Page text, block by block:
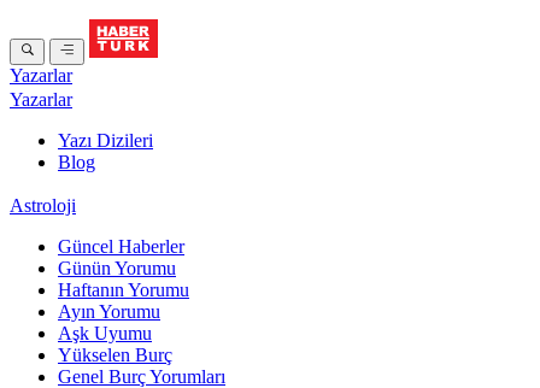
Yazarlar
Yazarlar
Yazı Dizileri
Blog
Astroloji
Güncel Haberler
Günün Yorumu
Haftanın Yorumu
Ayın Yorumu
Aşk Uyumu
Yükselen Burç
Genel Burç Yorumları